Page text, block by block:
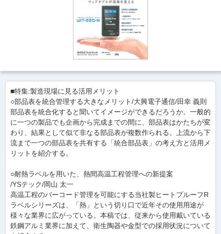
■特集:製造現場に見る活用メリット
○部品表を統合管理する大きなメリット/大興電子通信/田幸 義則
部品表を統合化すると聞いてイメージができるだろうか。一般的
に一つの製品でも企画から完成までの間に、部品表はかたちが変
わり、結果として似て非なる部品表が複数作られる。上流から下
流まで一つの部品表を共有する「統合部品表」の考え方と活用メ
リットを紹介する。
○耐熱ラベルを用いた、熱間高温工程管理への新提案
/YSテック/岡山 太一
高温工程のバーコード管理を可能にする当社製ヒートプルーフR
ラベルシリーズは、「熱」という切り口で近年その使用用途が
様々な業界に広がっている。本稿では、従来から使用戴いている
鉄鋼アルミ業界に加えて、衛生陶器や金型での採用状況について